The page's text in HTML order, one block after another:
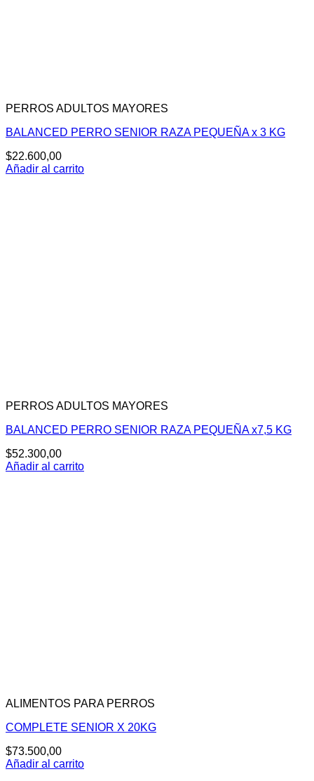
PERROS ADULTOS MAYORES
BALANCED PERRO SENIOR RAZA PEQUEÑA x 3 KG
$22.600,00
Añadir al carrito
PERROS ADULTOS MAYORES
BALANCED PERRO SENIOR RAZA PEQUEÑA x7,5 KG
$52.300,00
Añadir al carrito
ALIMENTOS PARA PERROS
COMPLETE SENIOR X 20KG
$73.500,00
Añadir al carrito